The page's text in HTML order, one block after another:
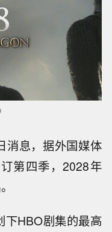
消息，据外国媒体
第四季，2028年
HBO剧集的最高